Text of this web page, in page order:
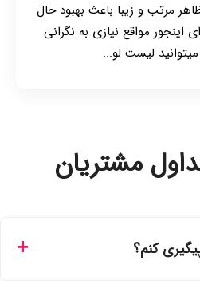
مرتب و زیبا باعث بهبود حال
مواقع نیازی به نگرانی
لیست لو...
مشتریان
کنم؟